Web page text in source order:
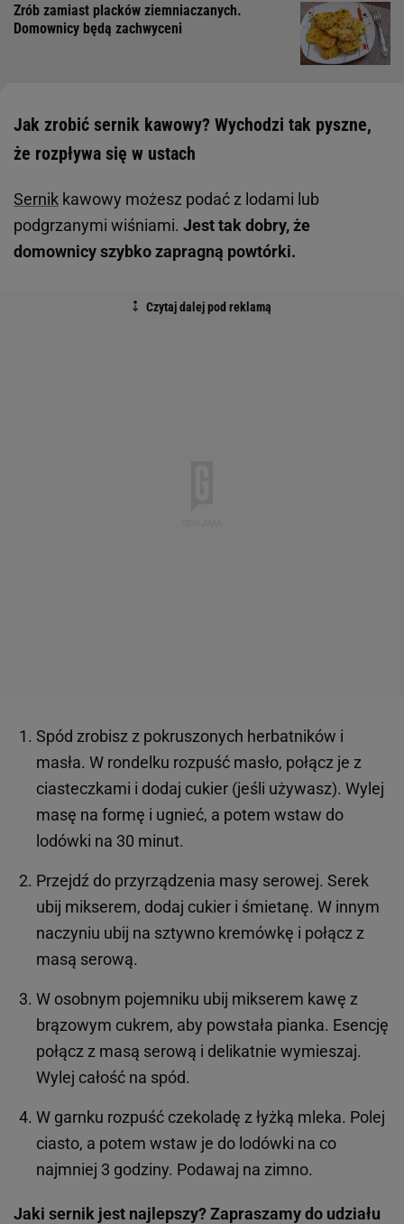
Zrób zamiast placków ziemniaczanych.
Domownicy będą zachwyceni
Jak zrobić sernik kawowy? Wychodzi tak pyszne,
że rozpływa się w ustach
Sernik kawowy możesz podać z lodami lub
podgrzanymi wiśniami. Jest tak dobry, że
domownicy szybko zapragną powtórki.
Spód zrobisz z pokruszonych herbatników i
masła. W rondelku rozpuść masło, połącz je z
ciasteczkami i dodaj cukier (jeśli używasz). Wylej
masę na formę i ugnieć, a potem wstaw do
lodówki na 30 minut.
Przejdź do przyrządzenia masy serowej. Serek
ubij mikserem, dodaj cukier i śmietanę. W innym
naczyniu ubij na sztywno kremówkę i połącz z
masą serową.
W osobnym pojemniku ubij mikserem kawę z
brązowym cukrem, aby powstała pianka. Esencję
połącz z masą serową i delikatnie wymieszaj.
Wylej całość na spód.
W garnku rozpuść czekoladę z łyżką mleka. Polej
ciasto, a potem wstaw je do lodówki na co
najmniej 3 godziny. Podawaj na zimno.
Jaki sernik jest najlepszy? Zapraszamy do udziału